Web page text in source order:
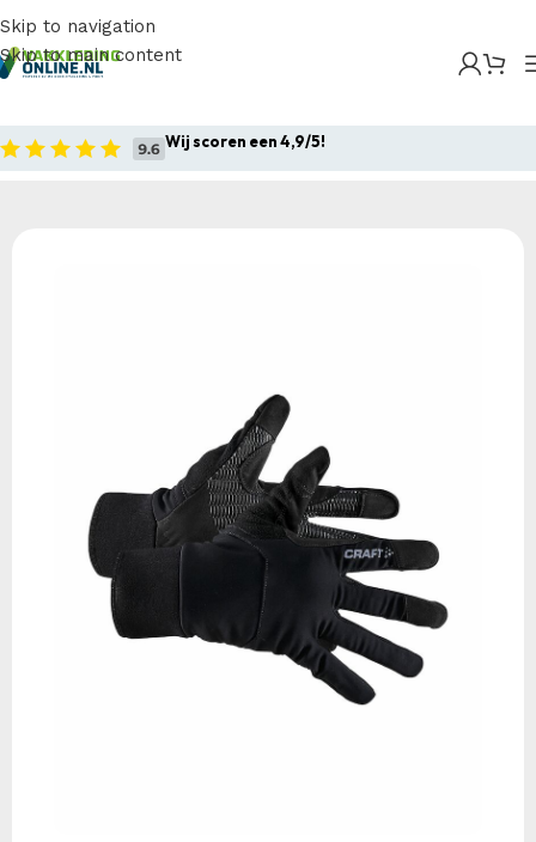
Skip to navigation
Skip to main content
Wij scoren een 4,9/5!
Glove